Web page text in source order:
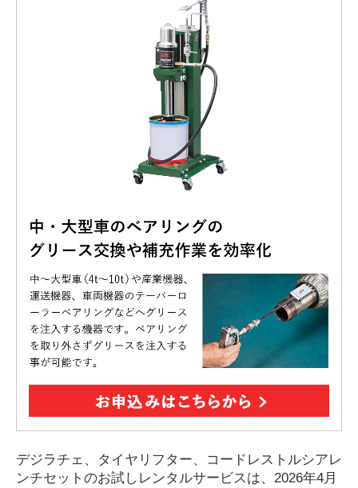
デジラチェ、タイヤリフター、コードレストルシアレ
ンチセットのお試しレンタルサービスは、2026年4月